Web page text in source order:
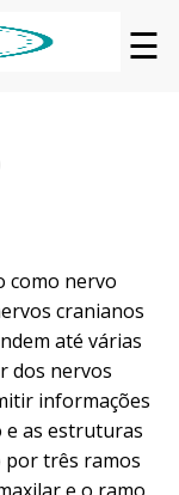
☰
como nervo
cranianos
até várias
dos nervos
informações
as estruturas
por três ramos
e o ramo